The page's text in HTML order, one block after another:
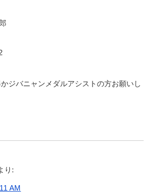
ジバニャンメダルアシストの方お願いし
り:
AM